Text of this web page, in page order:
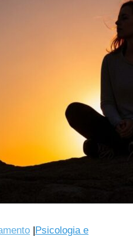
|Psicologia e